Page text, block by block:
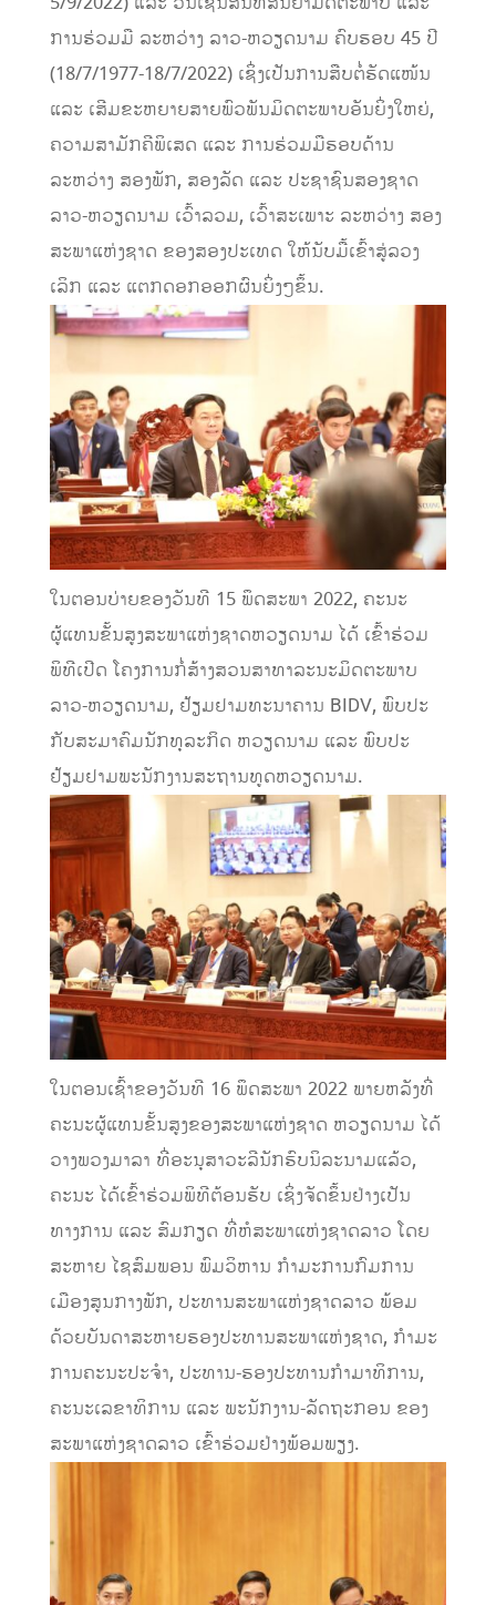
ການຮ່ວມມື ລະຫວ່າງ ລາວ-ຫວຽດນາມ ຄົບຮອບ 45 ປີ
(18/7/1977-18/7/2022) ເຊິ່ງເປັນການສືບຕໍ່ຮັດແໜ້ນ
ແລະ ເສີມຂະຫຍາຍສາຍພົວພັນມິດຕະພາບອັນຍິ່ງໃຫຍ່,
ຄວາມສາມັກຄີພິເສດ ແລະ ການຮ່ວມມືຮອບດ້ານ
ລະຫວ່າງ ສອງພັກ, ສອງລັດ ແລະ ປະຊາຊົນສອງຊາດ
ລາວ-ຫວຽດນາມ ເວົ້າລວມ, ເວົ້າສະເພາະ ລະຫວ່າງ ສອງ
ສະພາແຫ່ງຊາດ ຂອງສອງປະເທດ ໃຫ້ນັບມື້ເຂົ້າສູ່ລວງ
ເລິກ ແລະ ແຕກດອກອອກຜົນຍິ່ງໆຂຶ້ນ.
ໃນຕອນບ່າຍຂອງວັນທີ 15 ພຶດສະພາ 2022, ຄະນະ
ຜູ້ແທນຂັ້ນສູງສະພາແຫ່ງຊາດຫວຽດນາມ ໄດ້ ເຂົ້າຮ່ວມ
ພິທີເປີດ ໂຄງການກໍ່ສ້າງສວນສາທາລະນະມິດຕະພາບ
ລາວ-ຫວຽດນາມ, ຢ້ຽມຢາມທະນາຄານ BIDV, ພົບປະ
ກັບສະມາຄົມນັກທຸລະກິດ ຫວຽດນາມ ແລະ ພົບປະ
ຢ້ຽມຢາມພະນັກງານສະຖານທູດຫວຽດນາມ.
ໃນຕອນເຊົ້າຂອງວັນທີ 16 ພຶດສະພາ 2022 ພາຍຫລັງທີ່
ຄະນະຜູ້ແທນຂັ້ນສູງຂອງສະພາແຫ່ງຊາດ ຫວຽດນາມ ໄດ້
ວາງພວງມາລາ ທີ່ອະນຸສາວະລີນັກຮົບນິລະນາມແລ້ວ,
ຄະນະ ໄດ້ເຂົ້າຮ່ວມພິທີຕ້ອນຮັບ ເຊິ່ງຈັດຂຶ້ນຢ່າງເປັນ
ທາງການ ແລະ ສົມກຽດ ທີ່ຫໍສະພາແຫ່ງຊາດລາວ ໂດຍ
ສະຫາຍ ໄຊສົມພອນ ພົມວິຫານ ກໍາມະການກົມການ
ເມືອງສູນກາງພັກ, ປະທານສະພາແຫ່ງຊາດລາວ ພ້ອມ
ດ້ວຍບັນດາສະຫາຍຮອງປະທານສະພາແຫ່ງຊາດ, ກໍາມະ
ການຄະນະປະຈໍາ, ປະທານ-ຮອງປະທານກໍາມາທິການ,
ຄະນະເລຂາທິການ ແລະ ພະນັກງານ-ລັດຖະກອນ ຂອງ
ສະພາແຫ່ງຊາດລາວ ເຂົ້າຮ່ວມຢ່າງພ້ອມພຽງ.